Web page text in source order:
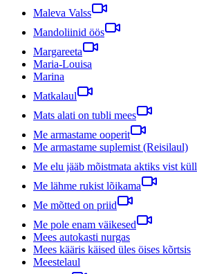
Maleva Valss
Mandoliinid öös
Margareeta
Maria-Louisa
Marina
Matkalaul
Mats alati on tubli mees
Me armastame ooperit
Me armastame suplemist (Reisilaul)
Me elu jääb mõistmata aktiks vist küll
Me lähme rukist lõikama
Me mõtted on priid
Me pole enam väikesed
Mees autokasti nurgas
Mees kääris käised üles öises kõrtsis
Meestelaul